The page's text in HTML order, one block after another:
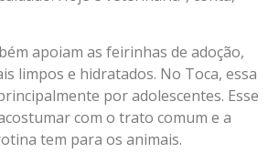
apoiam as feirinhas de adoção,
limpos e hidratados. No Toca, essa
por adolescentes. Esse
com o trato comum e a
tem para os animais.